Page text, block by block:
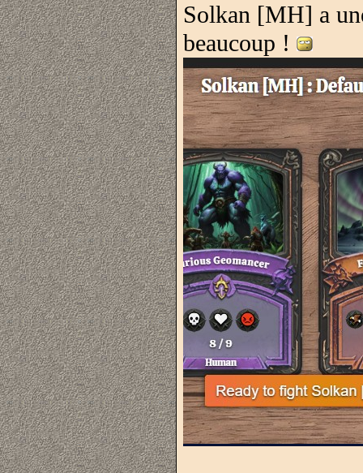
Solkan [MH] a
beaucoup !